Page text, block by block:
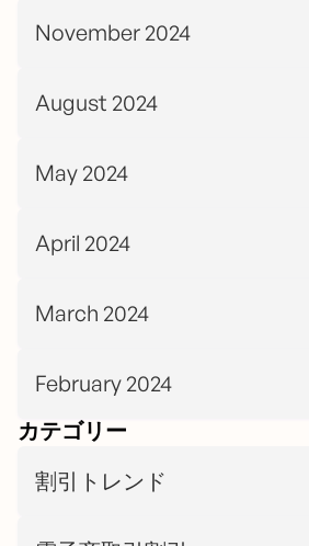
November 2024
August 2024
May 2024
April 2024
March 2024
February 2024
カテゴリー
割引トレンド